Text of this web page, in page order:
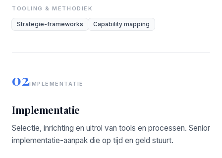
TOOLING & METHODIEK
Strategie-frameworks Capability mapping
02IMPLEMENTATIE
Implementatie
Selectie, inrichting en uitrol van tools en processen. Senior
implementatie-aanpak die op tijd en geld stuurt.